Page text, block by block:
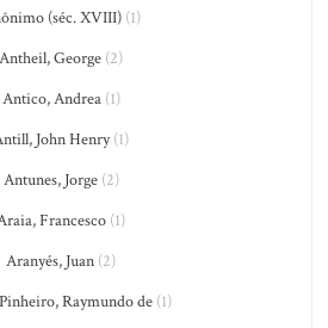
(séc. XVIII)(1)
Antheil, George (2)
Antico, Andrea(1)
John Henry(1)
Antunes, Jorge(2)
Francesco (1)
Aranyés, Juan (2)
Raymundo de (1)